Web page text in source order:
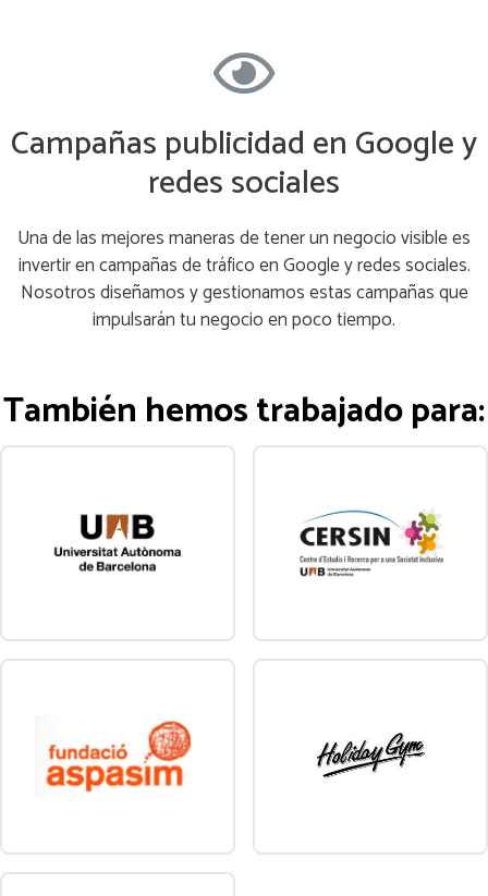
Campañas publicidad en Google y
redes sociales
Una de las mejores maneras de tener un negocio visible es
invertir en campañas de tráfico en Google y redes sociales.
Nosotros diseñamos y gestionamos estas campañas que
impulsarán tu negocio en poco tiempo.
También hemos trabajado para: